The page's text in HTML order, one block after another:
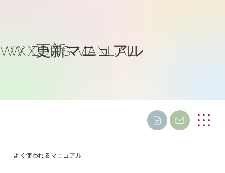
WIX EDITS MANUAL
WIX更新マニュアル
よく使われるマニュアル